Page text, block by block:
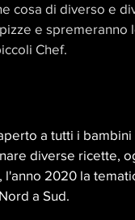
cosa di diverso e
pizze e spremeranno
Chef.
a tutti i bambini
diverse ricette,
2020 la
a Sud.